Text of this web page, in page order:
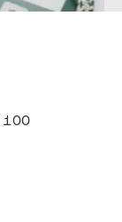
100